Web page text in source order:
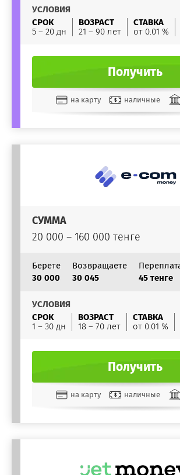
УСЛОВИЯ
СРОК
5 – 20 дн
ВОЗРАСТ
21 – 90 лет
СТАВКА
от 0.01 %
Получить
на карту наличные
СУММА
20 000 – 160 000 тенге
Берете
30 000
Возвращаете
30 045
45 тенге
УСЛОВИЯ
СРОК
1 – 30 дн
ВОЗРАСТ
18 – 70 лет
СТАВКА
от 0.01 %
Получить
на карту наличные